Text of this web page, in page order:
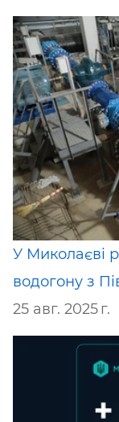
У Миколаєві
водогону з
25 авг. 2025 г.